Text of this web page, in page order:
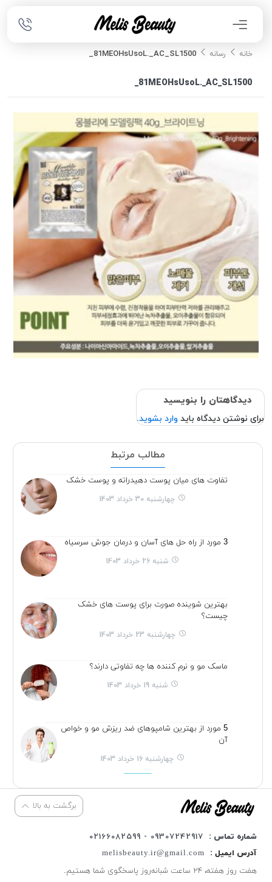
خانه رسانه 81MEOHsUsoL._AC_SL1500_
81MEOHsUsoL._AC_SL1500_
دیدگاهتان را بنویسید
برای نوشتن دیدگاه باید وارد بشوید.
مطالب مرتبط
تفاوت های میان پوست دهیدراته و پوست خشک
چهارشنبه 30 خرداد 1403
3 مورد از راه حل های آسان و درمان جوش سرسیاه
شنبه 26 خرداد 1403
بهترین شوینده صورت برای پوست های خشک
چیست؟
چهارشنبه 23 خرداد 1403
ماسک مو و نرم کننده ها چه تفاوتی دارند؟
شنبه 19 خرداد 1403
5 مورد از بهترین شامپوهای ضد ریزش مو و خواص
آن
چهارشنبه 16 خرداد 1403
برگشت به بالا
شماره تماس :
09307242917 - 02166082599
آدرس ایمیل :
melisbeauty.ir@gmail.com
هفت روز هفته، ۲۴ ساعت شبانه‌روز پاسخگوی شما هستیم.